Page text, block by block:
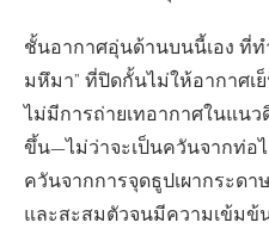
ชั้นอากาศอุ่นด้านบนนี้เอง ที่
มหึมา” ที่ปิดกั้นไม่ให้อากาศเ
ไม่มีการถ่ายเทอากาศในแน
ขึ้น—ไม่ว่าจะเป็นควันจากท่อ
ควันจากการจุดธูปเผากระด
และสะสมตัวจนมีความเข้มข้